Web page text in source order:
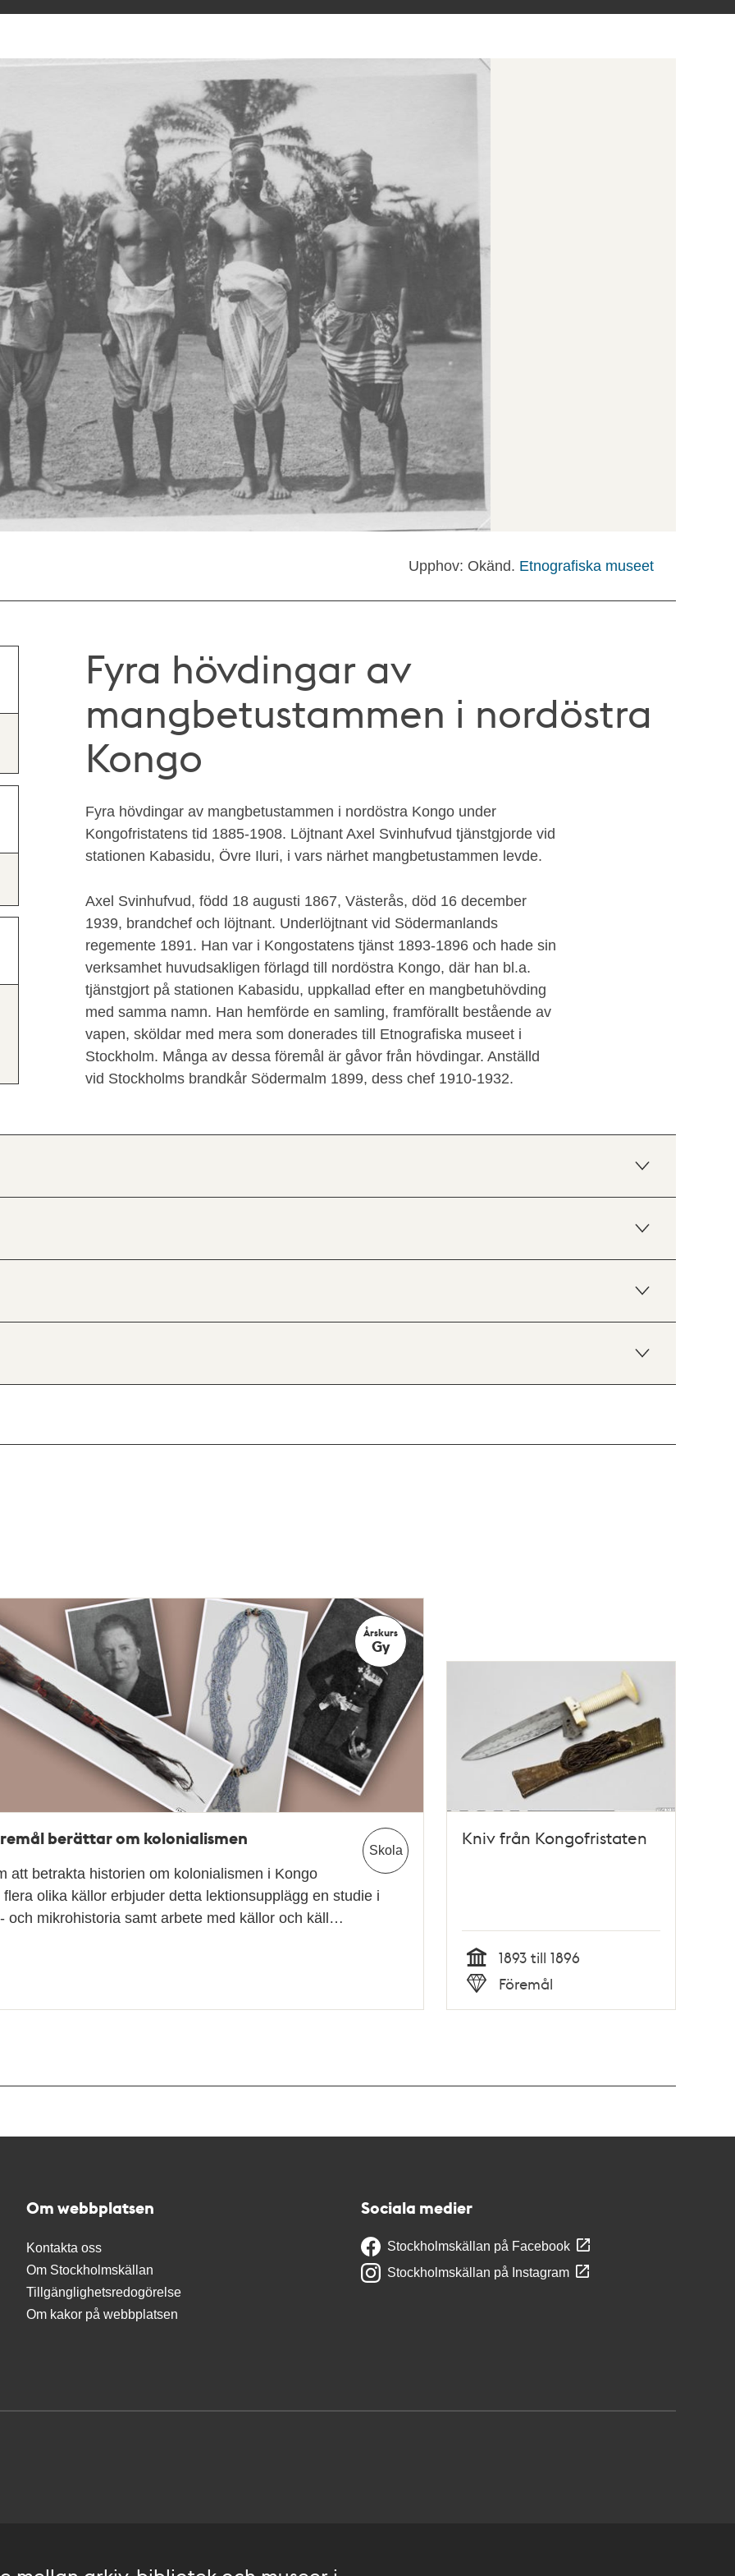
Upphov: Okänd. Etnografiska museet
Fyra hövdingar av
mangbetustammen i nordöstra
Kongo
Fyra hövdingar av mangbetustammen i nordöstra Kongo under
Kongofristatens tid 1885-1908. Löjtnant Axel Svinhufvud tjänstgjorde vid
stationen Kabasidu, Övre Iluri, i vars närhet mangbetustammen levde.
Axel Svinhufvud, född 18 augusti 1867, Västerås, död 16 december
1939, brandchef och löjtnant. Underlöjtnant vid Södermanlands
regemente 1891. Han var i Kongostatens tjänst 1893-1896 och hade sin
verksamhet huvudsakligen förlagd till nordöstra Kongo, där han bl.a.
tjänstgjort på stationen Kabasidu, uppkallad efter en mangbetuhövding
med samma namn. Han hemförde en samling, framförallt bestående av
vapen, sköldar med mera som donerades till Etnografiska museet i
Stockholm. Många av dessa föremål är gåvor från hövdingar. Anställd
vid Stockholms brandkår Södermalm 1899, dess chef 1910-1932.
Årskurs
Gy
Skola
berättar om kolonialismen
att betrakta historien om kolonialismen i Kongo
flera olika källor erbjuder detta lektionsupplägg en studie i
och mikrohistoria samt arbete med källor och käll…
Kniv från Kongofristaten
Tid
1893 till 1896
Typ
Föremål
Om webbplatsen
Kontakta oss
Om Stockholmskällan
Tillgänglighetsredogörelse
Om kakor på webbplatsen
Sociala medier
Stockholmskällan på Facebook
Stockholmskällan på Instagram